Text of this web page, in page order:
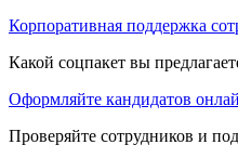
Корпоративная поддержка
Какой соцпакет вы
Оформляйте кандидатов
Проверяйте сотрудников и